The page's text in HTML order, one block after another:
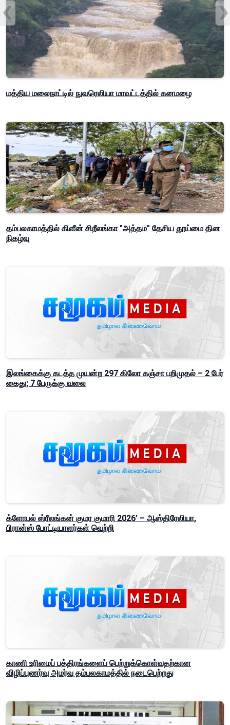
மத்திய மலைநாட்டில் நுவரெலியா மாவட்டத்தில் கனமழை
தம்பலகாமத்தில் கிளீன் சிறீலங்கா "அத்தம" தேசிய தூய்மை தின
நிகழ்வு
இலங்கைக்கு கடத்த முயன்ற 297 கிலோ கஞ்சா பறிமுதல் – 2 பேர்
கைது; 7 பேருக்கு வலை
க்ளோபல் ஸ்ரீலங்கன் குமர குமாரி 2026’ – ஆஸ்திரேலியா,
பிரான்ஸ் போட்டியாளர்கள் வெற்றி
காணி உரிமைப் பத்திரங்களைப் பெற்றுக்கொள்வதற்கான
விழிப்புணர்வு அமர்வு தம்பலகாமத்தில் நடைபெற்றது